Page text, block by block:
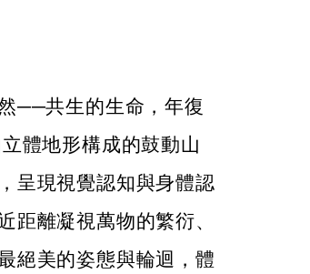
──共生的生命，年復
體地形構成的鼓動山
呈現視覺認知與身體認
距離凝視萬物的繁衍、
絕美的姿態與輪迴，體